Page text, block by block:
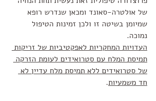
של אולטרה-סאונד ומכאן שנדרש רופא
שמיומן בשיטה זו ולכן זמינות הטיפול
נמוכה.
העדויות המחקריות לאפקטיביות של זריקות
תמיסת המלח עם סטרואידים לעומת הזרקה
של סטרואידים ללא תמיסת מלח עדיין לא
חד משמעיות.